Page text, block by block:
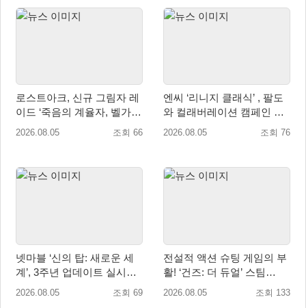
로스트아크, 신규 그림자 레
이드 ‘죽음의 계율자, 벨가르
딘’ 업데이트
2026.08.05 조회 66
엔씨 ‘리니지 클래식’ , 팔도
와 컬래버레이션 캠페인 진
행
2026.08.05 조회 76
넷마블 ‘신의 탑: 새로운 세
계’, 3주년 업데이트 실시…
신규 가주 ‘연 이랑’ 등장
2026.08.05 조회 69
전설적 액션 슈팅 게임의 부
활! ‘건즈: 더 듀얼’ 스팀
(Steam) 8월 14일 정식 오픈
2026.08.05 조회 133